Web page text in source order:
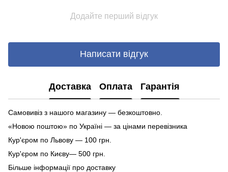
Додайте перший відгук
Написати відгук
Доставка Оплата Гарантія
Самовивіз з нашого магазину — безкоштовно.
«Новою поштою» по Україні — за цінами перевізника
Кур'єром по Львову — 100 грн.
Кур'єром по Києву— 500 грн.
Більше інформації про доставку